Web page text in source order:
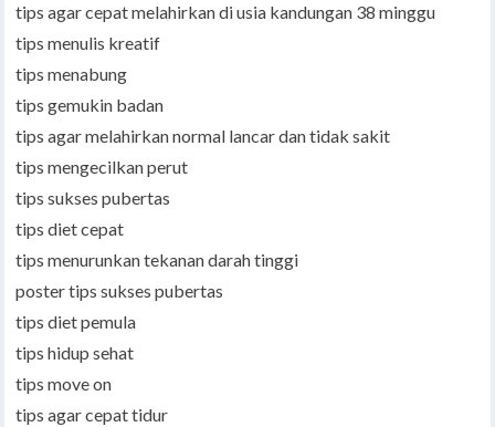
tips agar cepat melahirkan di usia kandungan 38 minggu
tips menulis kreatif
tips menabung
tips gemukin badan
tips agar melahirkan normal lancar dan tidak sakit
tips mengecilkan perut
tips sukses pubertas
tips diet cepat
tips menurunkan tekanan darah tinggi
poster tips sukses pubertas
tips diet pemula
tips hidup sehat
tips move on
tips agar cepat tidur